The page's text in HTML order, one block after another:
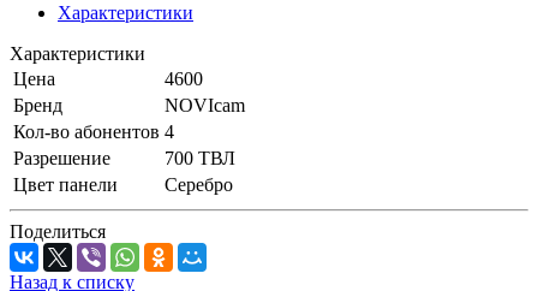
Характеристики
Характеристики
Цена
4600
Бренд
NOVIcam
Кол-во абонентов 4
Разрешение
700 ТВЛ
Цвет панели
Серебро
Поделиться
Назад к списку